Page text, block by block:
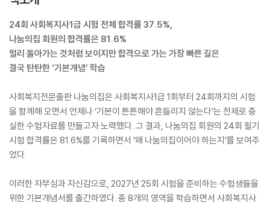
24회 사회복지사1급 시험 전체 합격률 37.5%,
나눔의집 회원의 합격률은 81.6%
멀리 돌아가는 것처럼 보이지만 합격으로 가는 가장 빠른 길은
결국 탄탄한 ‘기본개념’ 학습
사회복지전문출판 나눔의집은 사회복지사1급 1회부터 24회까지의 시험
을 함께해 오면서 언제나 ‘기본이 튼튼해야 흔들리지 않는다’는 전제로 충
실한 수험자료를 만들고자 노력했다. 그 결과, 나눔의집 회원의 24회 필기
시험 합격률은 81.6%를 기록하면서 ‘왜 나눔의집이어야 하는지’를 보여주
었다.
이러한 자부심과 자신감으로, 2027년 25회 시험을 준비하는 수험생들을
위한 기본개념서를 출간하였다. 총 8개의 영역을 학습하면서 사회복지사